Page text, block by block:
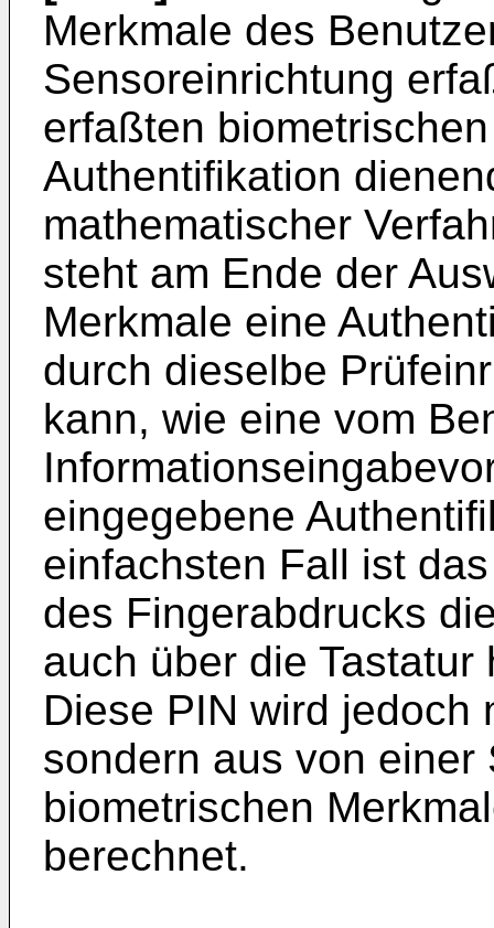
Merkmale des
Sensoreinrichtung
erfaßten
Authentifikation
mathematischer
steht am Ende der
Merkmale eine
durch dieselbe
kann, wie eine vom
eingegebene
einfachsten Fall ist
des Fingerabdrucks
auch über die
Diese PIN wird jedoch
sondern aus von
biometrischen
berechnet.